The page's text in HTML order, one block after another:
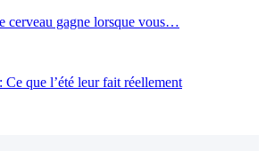
cerveau gagne lorsque vous…
Ce que l’été leur fait réellement